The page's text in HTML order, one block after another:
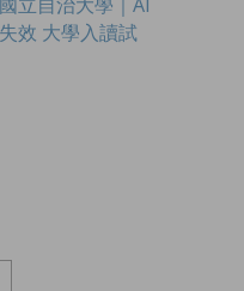
效 大學入讀試